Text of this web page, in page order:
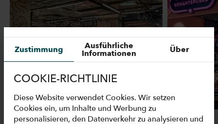
Zustimmung Ausführliche
Informationen Über
COOKIE-RICHTLINIE
Diese Website verwendet Cookies. Wir setzen
Cookies ein, um Inhalte und Werbung zu
personalisieren, den Datenverkehr zu analysieren und